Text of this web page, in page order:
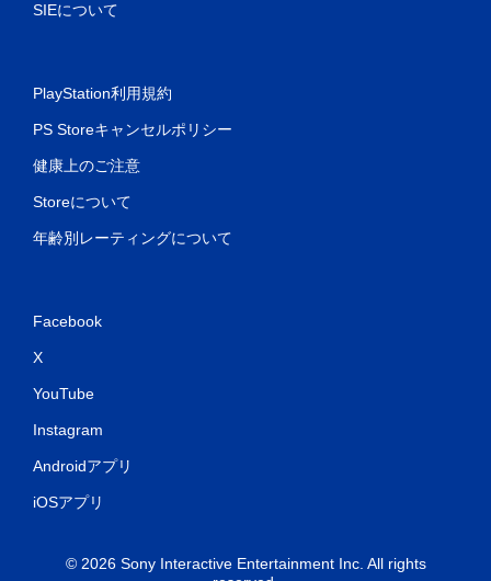
SIEについて
PlayStation利用規約
PS Storeキャンセルポリシー
健康上のご注意
Storeについて
年齢別レーティングについて
Facebook
X
YouTube
Instagram
Androidアプリ
iOSアプリ
© 2026 Sony Interactive Entertainment Inc. All rights